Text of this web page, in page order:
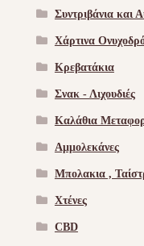
Συντριβάνια και
Χάρτινα
Κρεβατάκια
Σνακ - Λιχουδιές
Καλάθια
Αμμολεκάνες
Μπολακια ,
Χτένες
CBD